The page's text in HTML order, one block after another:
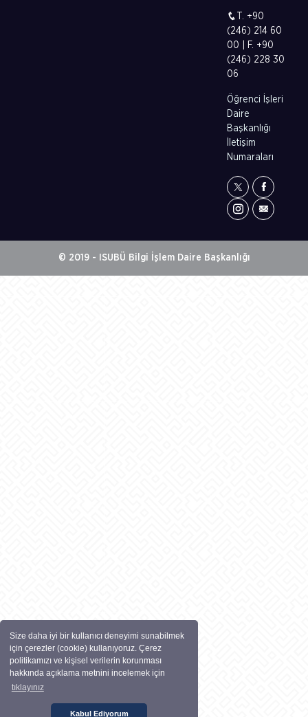
Size daha iyi bir kullanıcı deneyimi sunabilmek
için çerezler (cookie) kullanıyoruz. Çerez
politikamızı ve kişisel verilerin korunması
hakkında açıklama metnini incelemek için
tıklayınız
Kabul Ediyorum
T. +90
(246) 214 60
00 | F. +90
(246) 228 30
06
Öğrenci İşleri
Daire
Başkanlığı
İletişim
Numaraları
© 2019 - ISUBÜ Bilgi İşlem Daire Başkanlığı